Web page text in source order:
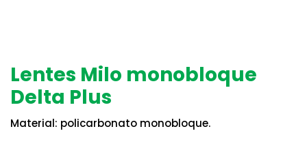
Lentes Milo monobloque
Delta Plus
Material: policarbonato monobloque.